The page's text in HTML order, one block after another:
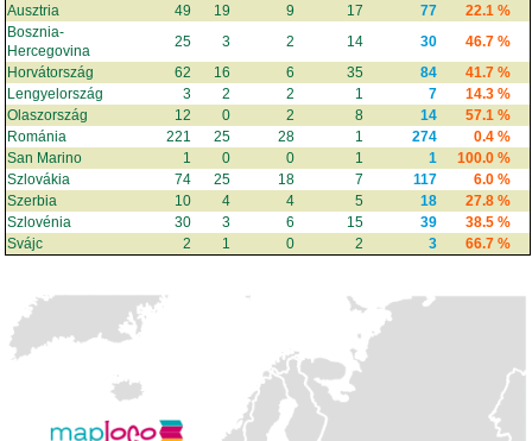
Ausztria 49 19 9 17 77
22.1 %
Bosznia-
Hercegovina
25 3 2 14 30
46.7 %
Horvátország
62 16 6 35 84
41.7 %
Lengyelország
3 2 2 1 7
14.3 %
Olaszország
12 0 2 8 14
57.1 %
Románia
221 25 28 1 274
0.4 %
San Marino
1 0 0 1 1
100.0 %
Szlovákia
74 25 18 7 117
6.0 %
Szerbia
10 4 4 5 18
27.8 %
Szlovénia
30 3 6 15 39
38.5 %
Svájc
2 1 0 2 3 66.7 %